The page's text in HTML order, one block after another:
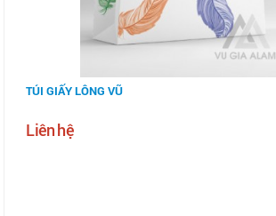
TÚI GIẤY LÔNG VŨ
Liên hệ